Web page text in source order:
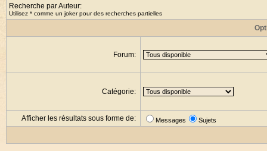
Recherche par Auteur:
Utilisez * comme un joker pour des recherches partielles
Forum:
Catégorie:
Afficher les résultats sous forme de: Messages Sujets